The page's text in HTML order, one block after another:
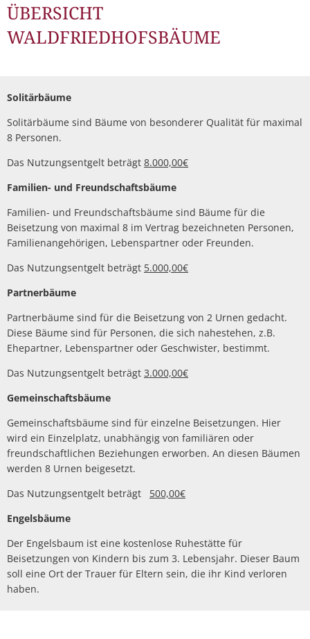
ÜBERSICHT
WALDFRIEDHOFSBÄUME
Solitärbäume
Solitärbäume sind Bäume von besonderer Qualität für maximal
8 Personen.
Das Nutzungsentgelt beträgt 8.000,00€
Familien- und Freundschaftsbäume
Familien- und Freundschaftsbäume sind Bäume für die
Beisetzung von maximal 8 im Vertrag bezeichneten Personen,
Familienangehörigen, Lebenspartner oder Freunden.
Das Nutzungsentgelt beträgt 5.000,00€
Partnerbäume
Partnerbäume sind für die Beisetzung von 2 Urnen gedacht.
Diese Bäume sind für Personen, die sich nahestehen, z.B.
Ehepartner, Lebenspartner oder Geschwister, bestimmt.
Das Nutzungsentgelt beträgt 3.000,00€
Gemeinschaftsbäume
Gemeinschaftsbäume sind für einzelne Beisetzungen. Hier
wird ein Einzelplatz, unabhängig von familiären oder
freundschaftlichen Beziehungen erworben. An diesen Bäumen
werden 8 Urnen beigesetzt.
Das Nutzungsentgelt beträgt 500,00€
Engelsbäume
Der Engelsbaum ist eine kostenlose Ruhestätte für
Beisetzungen von Kindern bis zum 3. Lebensjahr. Dieser Baum
soll eine Ort der Trauer für Eltern sein, die ihr Kind verloren
haben.